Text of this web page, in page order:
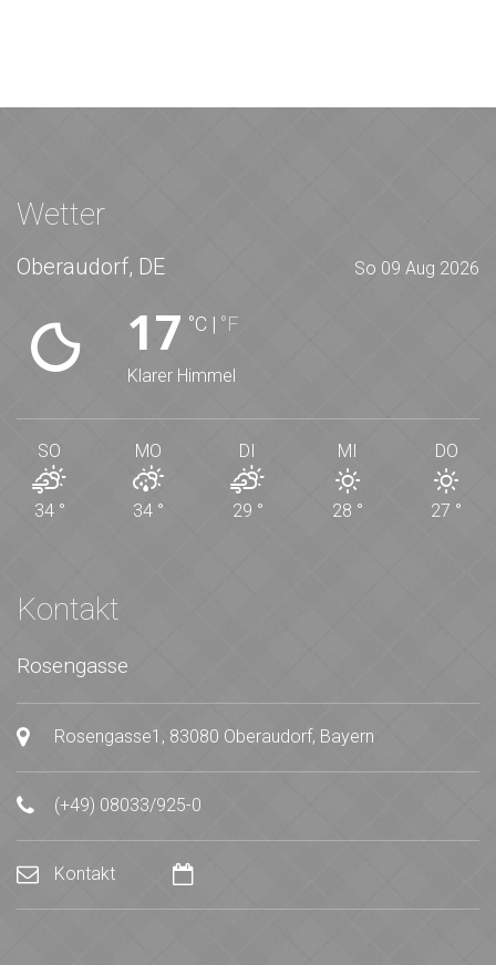
Wetter
Oberaudorf, DE So 09 Aug 2026
17 °C | °F
Klarer Himmel
SO
34 °
MO
34 °
DI
29 °
MI
28 °
DO
27 °
Kontakt
Rosengasse
Rosengasse1, 83080 Oberaudorf, Bayern
(+49) 08033/925-0
Kontakt